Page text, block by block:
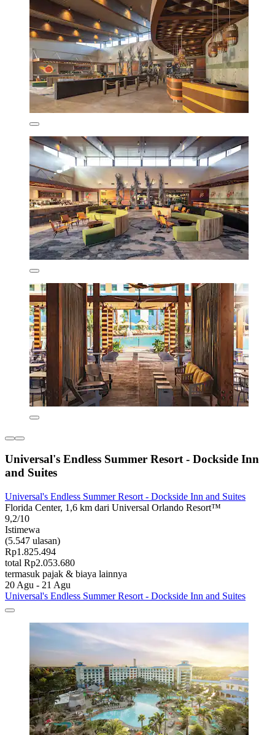
Universal's Endless Summer Resort - Dockside Inn
and Suites
Universal's Endless Summer Resort - Dockside Inn and Suites
Florida Center, 1,6 km dari Universal Orlando Resort™
9,2/10
Istimewa
(5.547 ulasan)
Rp1.825.494
total Rp2.053.680
termasuk pajak & biaya lainnya
20 Agu - 21 Agu
Universal's Endless Summer Resort - Dockside Inn and Suites